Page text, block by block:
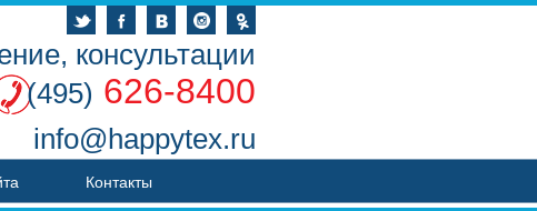
консультации
(495) 626-8400
info@happytex.ru
Контакты